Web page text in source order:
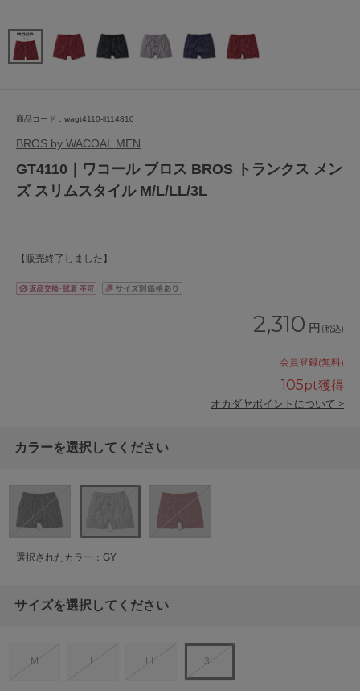
商品コード：wagt4110-ll114810
BROS by WACOAL MEN
GT4110｜ワコール ブロス BROS トランクス メン
ズ スリムスタイル M/L/LL/3L
【販売終了しました】
2,310 円 (税込)
会員登録(無料)
105pt獲得
オカダヤポイントについて >
カラーを選択してください
選択されたカラー：GY
サイズを選択してください
M L LL 3L